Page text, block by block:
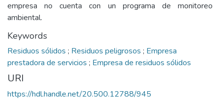
empresa no cuenta con un programa de monitoreo
ambiental.
Keywords
Residuos sólidos ; Residuos peligrosos ; Empresa
prestadora de servicios ; Empresa de residuos sólidos
URI
https://hdl.handle.net/20.500.12788/945